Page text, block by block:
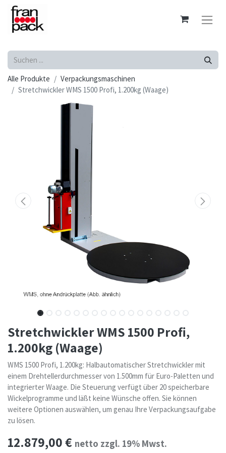
Alle Produkte
Verpackungsmaschinen
Stretchwickler WMS 1500 Profi, 1.200kg (Waage)
Stretchwickler WMS 1500 Profi,
1.200kg (Waage)
WMS 1500 Profi, 1.200kg: Halbautomatischer Stretchwickler mit
einem Drehtellerdurchmesser von 1.500mm für Euro-Paletten und
integrierter Waage. Die Steuerung verfügt über 20 speicherbare
Wickelprogramme und läßt keine Wünsche offen. Sie können
weitere Optionen auswählen, um genau Ihre Verpackungsaufgabe
zu lösen.
12.879,00€ netto zzgl. 19% Mwst.